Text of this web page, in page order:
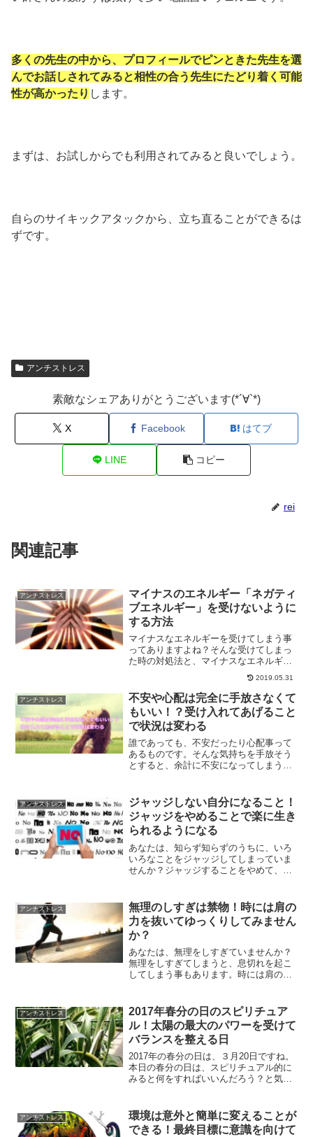
多くの先生の中から、プロフィールでピンときた先生を選
んでお話しされてみると相性の合う先生にたどり着く可能
性が高かったり します。
まずは、お試しからでも利用されてみると良いでしょう。
自らのサイキックアタックから、立ち直ることができるは
ずです。
アンチストレス
素敵なシェアありがとうございます(*´∀`*)
X Facebook はてブ
LINE コピー
rei
関連記事
アンチストレス
マイナスのエネルギー「ネガティ
ブエネルギー」を受けないように
する方法
マイナスなエネルギーを受けてしまう事
ってありますよね？そんな受けてしまっ
た時の対処法と、マイナスなエネルギー
を受けないようにする方法をお伝えしま
す。訓練によって、ネガティブエネルギ
ーを受けないようにもなる事が可能で
す。
2019.05.31
アンチストレス
不安や心配は完全に手放さなくて
もいい！？受け入れてあげること
で状況は変わる
誰であっても、不安だったり心配事って
あるものです。そんな気持ちを手放そう
とすると、余計に不安になってしまう事
す。不安や心配ごとができた時どうすれ
ばいいのかについて解説します。
アンチストレス
ジャッジしない自分になること！
ジャッジをやめることで楽に生き
られるようになる
あなたは、知らず知らずのうちに、いろ
いろなことをジャッジしてしまっていま
せんか？ジャッジすることをやめて、フ
ます。ジャッジをやめることで得られる
ことについてです。
アンチストレス
無理のしすぎは禁物！時には肩の
力を抜いてゆっくりしてみません
か？
あなたは、無理をしすぎていませんか？
無理をしすぎてしまうと、息切れを起こ
してしまう事もあります。時には肩の力
褒美を与える事で継続できるという事に
ついて解説していきます。
アンチストレス
2017年春分の日のスピリチュア
ル！太陽の最大のパワーを受けて
バランスを整える日
2017年の春分の日は、３月20日ですね。
本日の春分の日は、スピリチュアル的に
みると何をすればいいんだろう？と気に
介します。
アンチストレス
環境は意外と簡単に変えることが
できる！最終目標に意識を向けて